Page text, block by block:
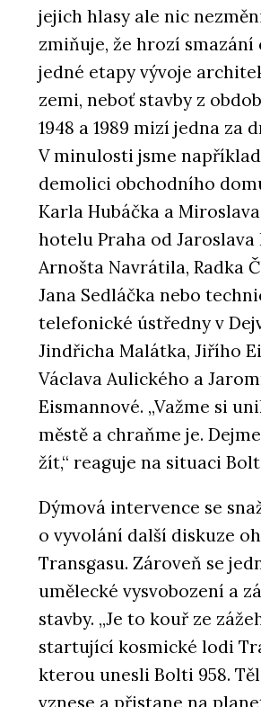
jejich hlasy ale nic
zmiňuje, že hrozí smazání
jedné etapy vývoje
zemi, neboť stavby z
1948 a 1989 mizí jedna za
V minulosti jsme
demolici obchodního
Karla Hubáčka a
hotelu Praha od Jaroslava
Arnošta Navrátila, Radka
Jana Sedláčka nebo
telefonické ústředny v
Jindřicha Malátka, Jiřího
Václava Aulického a
Eismannové. „Važme si
městě a chraňme je.
žít,“ reaguje na situaci
Dýmová intervence se
o vyvolání další diskuze
Transgasu. Zároveň se
umělecké vysvobození a
stavby. „Je to kouř ze
startující kosmické lodi
kterou unesli Bolti 958.
vznese a přistane na